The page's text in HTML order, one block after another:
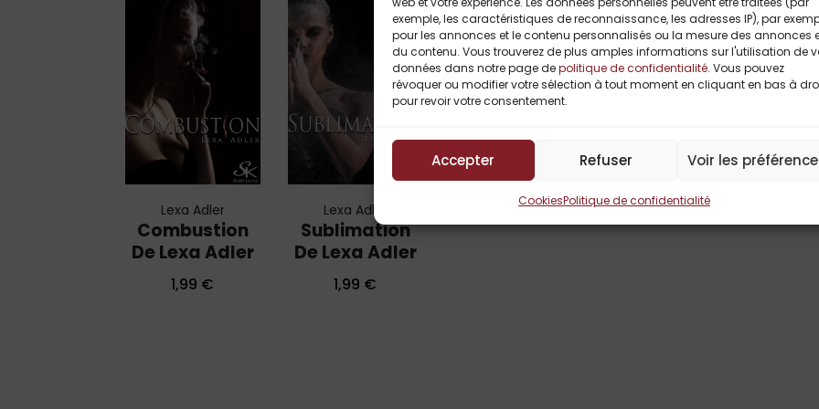
exemple, les caractéristiques de reconnaissance, les adresses IP), par
pour les annonces et le contenu personnalisés ou la mesure des annonces
du contenu. Vous trouverez de plus amples informations sur l'utilisation de
données dans notre page depolitique de confidentialité. Vous pouvez
révoquer ou modifier votre sélection à tout moment en cliquant en bas à
pour revoir votre consentement.
Accepter Refuser Voir les
CookiesPolitique de confidentialité
Combustion
De Lexa Adler
Lexa Adler
1,99 €
Sublimation
De Lexa Adler
Lexa Adler
1,99 €